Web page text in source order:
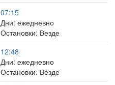
07:15
Дни: ежедневно
Остановки: Везде
12:48
Дни: ежедневно
Остановки: Везде